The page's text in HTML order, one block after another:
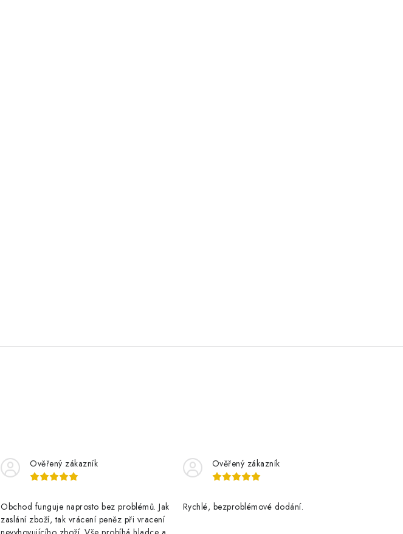
Ověřený zákazník
Obchod funguje naprosto bez problémů. Jak
zaslání zboží, tak vrácení peněz při vracení
Ověřený zákazník
Rychlé, bezproblémové dodání.